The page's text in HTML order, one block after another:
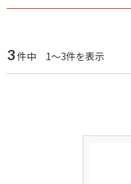
3件中 1～3件を表示